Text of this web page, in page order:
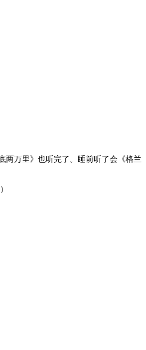
两万里》也听完了。睡前听了会《格兰